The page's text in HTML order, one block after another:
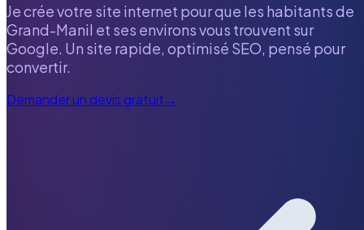
Je crée votre site internet pour que les habitants de
Grand-Manil et ses environs vous trouvent sur
Google. Un site rapide, optimisé SEO, pensé pour
convertir.
Demander un devis gratuit→